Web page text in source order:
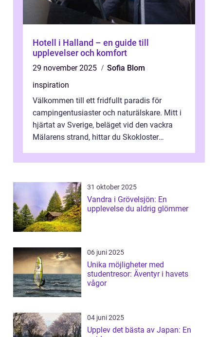
Hotell i Halland – en guide till
upplevelser och komfort
29 november 2025
Sofia Blom
inspiration
Välkommen till ett fridfullt paradis för
campingentusiaster och naturälskare. Mitt i
hjärtat av Sverige, beläget vid den vackra
Mälarens strand, hittar du Skokloster
31 oktober 2025
Vandra i Grövelsjön: En
upplevelse du aldrig glömmer
06 juni 2025
Unika möjligheter med
studentresor: Äventyr i havets
vågor
04 juni 2025
Upplev det bästa av Japan: En